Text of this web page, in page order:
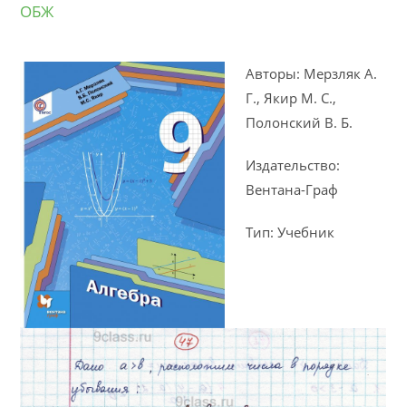
ОБЖ
Авторы: Мерзляк А.
Г., Якир М. С.,
Полонский В. Б.
Издательство:
Вентана-Граф
Тип: Учебник